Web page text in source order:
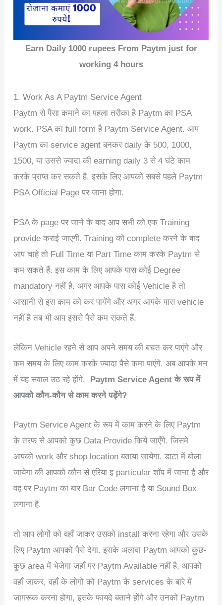
Earn Daily 1000 rupees From Paytm just for
working 4 hours
1. Work As A Paytm Service Agent
Paytm से पैसा कमाने का पहला तरीका है Paytm का PSA
work. PSA का full form है Paytm Service Agent. आप
Paytm का service agent बनकर daily के 500, 1000,
1500, या उससे ज्यादा की earning daily 3 से 4 घंटे काम
करके प्राप्त कर सकते है. इसके लिए आपको सबसे पहले Paytm
PSA Official Page पर जाना होगा.
PSA के page पर जाने के बाद आप सभी को एक Training
provide कराई जाएगी. Training को complete करने के बाद
आप चाहे तो Full Time या Part Time काम करके Paytm से
कम सकते हैं. इस काम के लिए आपके पास कोई Degree
mandatory नहीं है. अगर आपके पास कोई Vehicle है तो
आसानी से इस काम को कर पायेंगे और अगर आपके पास vehicle
नहीं है तब भी आप इससे पैसे कम सकते हैं.
लेकिन Vehicle रहने से आप अपने समय की बचत कर पाएंगे और
कम समय के लिए काम करके ज्यादा पैसे कमा पाएंगे. अब आपके मन
में यह सवाल उठ रहे होंगे, Paytm Service Agent के रूप में
आपको कौन-कौन से काम करने पड़ेंगे?
Paytm Service Agent के रूप में काम करने के लिए Paytm
के तरफ से आपको कुछ Data Provide किये जाएँगे. जिसमे
आपको work और shop location बताया जायेगा. डाटा में बोला
जायेगा की आपको कौन से एरिया इ particular शॉप में जाना है और
वह पर Paytm का बार Bar Code लगाना है या Sound Box
लगाना है.
तो आप लोगों को वहाँ जाकर उसको install करना रहेगा और उसके
लिए Paytm आपको पैसे देगा. इसके अलावा Paytm आपको कुछ-
कुछ area में भेजेगा जहाँ पर Paytm Available नहीं है, आपको
वहाँ जाकर, वहाँ के लोगो को Paytm के services के बारे में
जागरूक करना होगा, इसके फायदे बताने होंगे और उनको Paytm